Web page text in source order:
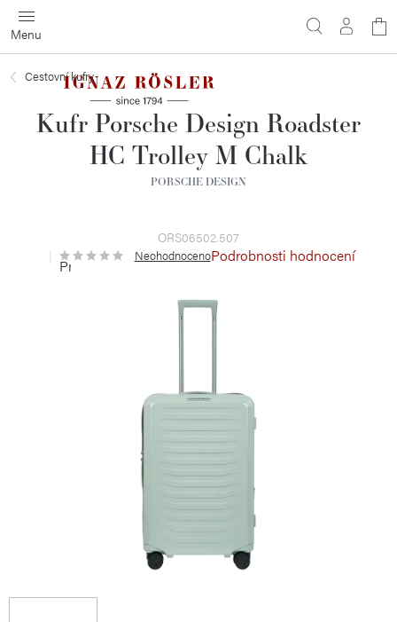
Přejít
na
obsah
Cestovní kufry
Kufr Porsche Design Roadster
HC Trolley M Chalk
PORSCHE DESIGN
ORS06502.507
Průměrné
hodnocení
NeohodnocenoPodrobnosti hodnocení